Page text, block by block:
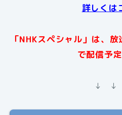
詳しくは
「NHKスペシャル」は、
で配信予
↓ ↓